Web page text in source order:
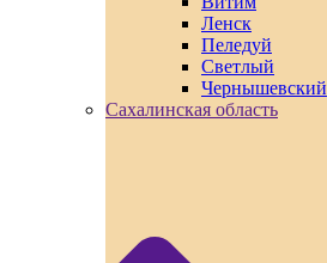
Ленск
Пеледуй
Светлый
Чернышевский
Сахалинская область